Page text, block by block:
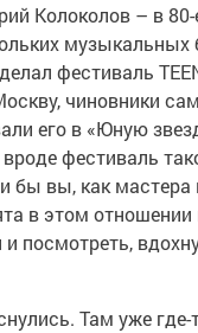
Колоколов – в
музыкальных
фестиваль
чиновники
его в «Юную
фестиваль
бы вы, как мастера
в этом отношении
и посмотреть,
Там уже где-